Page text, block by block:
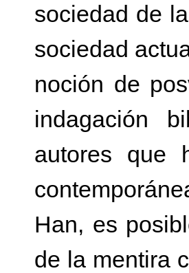
sociedad de
sociedad
noción de
indagación
autores que
Han, es
de la mentira